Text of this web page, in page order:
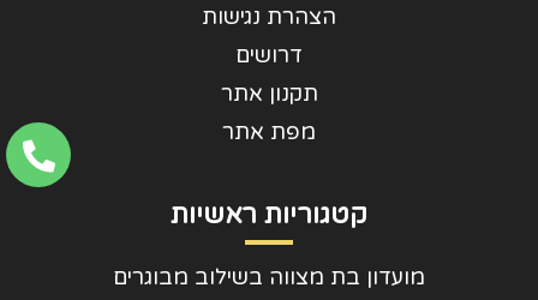
הצהרת נגישות
דרושים
תקנון אתר
מפת אתר
קטגוריות ראשיות
מועדון בת מצווה בשילוב מבוגרים